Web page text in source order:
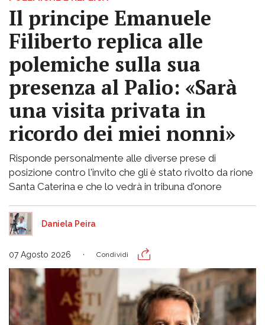
Il principe Emanuele
Filiberto replica alle
polemiche sulla sua
presenza al Palio: «Sarà
una visita privata in
ricordo dei miei nonni»
Risponde personalmente alle diverse prese di
posizione contro l'invito che gli è stato rivolto da rione
Santa Caterina e che lo vedrà in tribuna d'onore
Daniela Peira
07 Agosto 2026 Condividi